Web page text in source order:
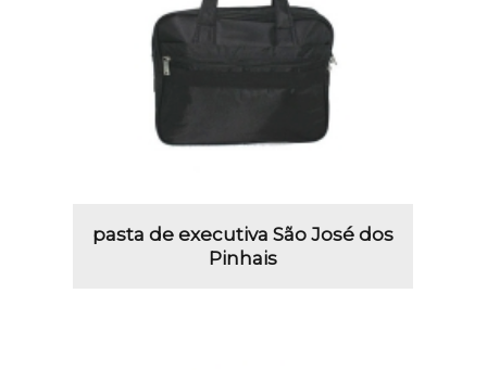
pasta de executiva São José dos
Pinhais